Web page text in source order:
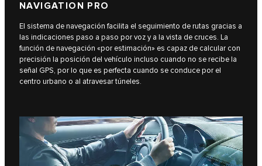
NAVIGATION PRO
El sistema de navegación facilita el seguimiento de rutas gracias a
las indicaciones paso a paso por voz y a la vista de cruces. La
función de navegación «por estimación» es capaz de calcular con
precisión la posición del vehículo incluso cuando no se recibe la
señal GPS, por lo que es perfecta cuando se conduce por el
centro urbano o al atravesar túneles.